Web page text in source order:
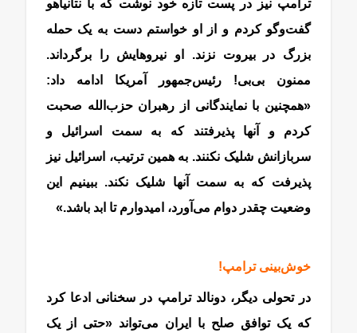
ترامپ نیز در پست تازه خود نوشت که با نتانیاهو
گفت‌وگو کردم و از او خواستم دست به یک حمله
بزرگ در بیروت نزند. او نیروهایش را برگرداند.
ممنون بی‌بی! رئیس‌جمهور آمریکا ادامه داد:
«همچنین با نمایندگانی از رهبران حزب‌الله صحبت
کردم و آنها پذیرفتند که به سمت اسرائیل و
سربازانش شلیک نکنند. به همین ترتیب، اسرائیل نیز
پذیرفت که به سمت آنها شلیک نکند. ببینیم این
وضعیت چقدر دوام می‌آورد، امیدوارم تا ابد باشد.»
خوش‌بینی ترامپ!
در تحولی دیگر، دونالد ترامپ در سخنانی ادعا کرد
که یک توافق صلح با ایران می‌تواند «حتی از یک